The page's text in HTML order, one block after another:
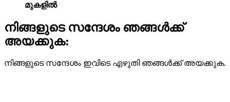
മുകളിൽ
നിങ്ങളുടെ സന്ദേശം ഞങ്ങൾക്ക്
അയക്കുക:
നിങ്ങളുടെ സന്ദേശം ഇവിടെ എഴുതി ഞങ്ങൾക്ക് അയക്കുക.